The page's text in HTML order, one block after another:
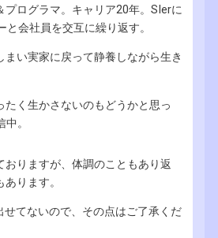
プログラマ。キャリア20年。SIerに
会社員を交互に繰り返す。
まい実家に戻って静養しながら生き
たく生かさないのもどうかと思っ
。
おりますが、体調のこともあり返
ります。
せてないので、その点はご了承くだ